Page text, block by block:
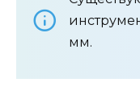
мм.